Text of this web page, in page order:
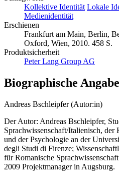
Kollektive Identität Lokale
Medienidentität
Erschienen
Frankfurt am Main, Berlin,
Oxford, Wien, 2010. 458 S.
Produktsicherheit
Peter Lang Group AG
Biographische
Andreas Bschleipfer (Autor:in)
Der Autor: Andreas Bschleipfer,
Sprachwissenschaft/Italienisch,
und der Psychologie an der
degli Studi di Firenze;
für Romanische
2009 Projektmanager in Augsburg.